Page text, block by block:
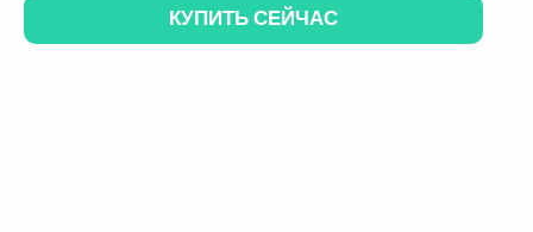
КУПИТЬ СЕЙЧАС